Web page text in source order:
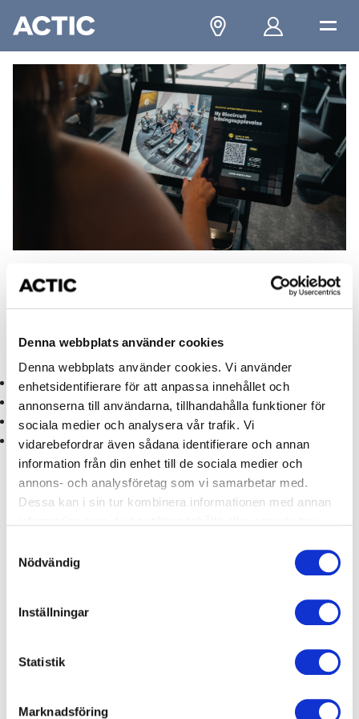
Denna webbplats använder cookies
Denna webbplats använder cookies. Vi använder
enhetsidentifierare för att anpassa innehållet och
annonserna till användarna, tillhandahålla funktioner för
sociala medier och analysera vår trafik. Vi
vidarebefordrar även sådana identifierare och annan
information från din enhet till de sociala medier och
annons- och analysföretag som vi samarbetar med.
Dessa kan i sin tur kombinera informationen med annan
Nödvändig
Inställningar
Statistik
Marknadsföring
Träningscirkel
Biocircuit
Tillägg till ditt befintliga Actic-medlemskap +50 kr
Personlig träningscirkel med Biocircuit
Effektiv träning på 30 minuter
Bindningsfritt, säg upp när du vill
50:-
Köp till Träningscirkeln
Biocircuit till ditt
befintliga medlemskap
och effektiv träning på endast 30 minuter. Vid varje
dina inställningar, med sittposition, motstånd och